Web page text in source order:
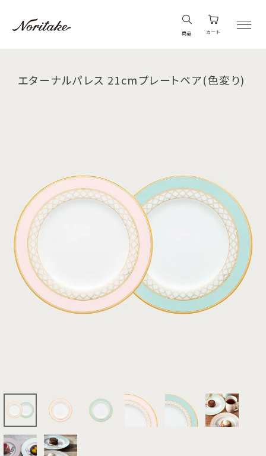
商品 カート
エターナルパレス 21cmプレートペア(色変り)